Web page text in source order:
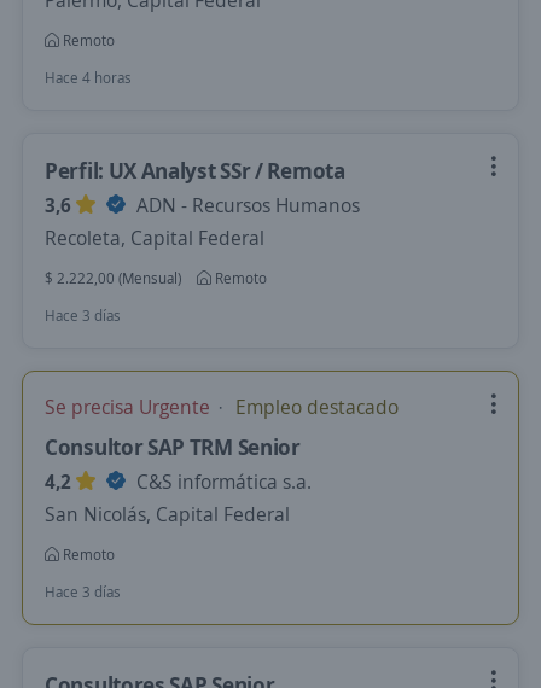
Remoto
Hace 4 horas
Perfil: UX Analyst SSr / Remota
3,6
ADN - Recursos Humanos
Recoleta, Capital Federal
$ 2.222,00 (Mensual)
Remoto
Hace 3 días
Se precisa Urgente Empleo destacado
Consultor SAP TRM Senior
4,2
C&S informática s.a.
San Nicolás, Capital Federal
Remoto
Hace 3 días